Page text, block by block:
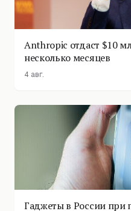
Anthropic отдаст $10
несколько месяцев
4 авг.
Гаджеты в России при